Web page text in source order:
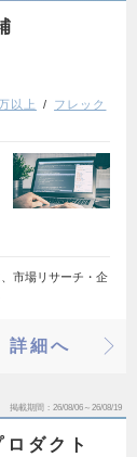
以上
フレック
市場リサーチ・企
詳細へ
掲載期間 26/08/06～26/08/19
ダクト